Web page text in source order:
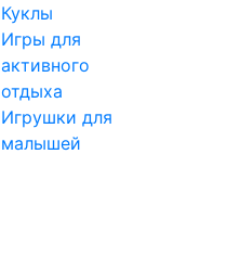
Куклы
Игры для
активного
отдыха
Игрушки для
малышей